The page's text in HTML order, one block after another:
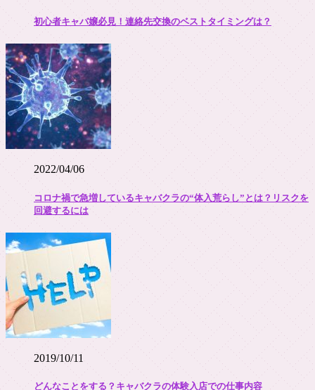
初心者キャバ嬢必見！連絡先交換のベストタイミングは？
2022/04/06
コロナ禍で急増しているキャバクラの“体入荒らし”とは？リスクを
回避するには
2019/10/11
どんなことをする？キャバクラの体験入店での仕事内容